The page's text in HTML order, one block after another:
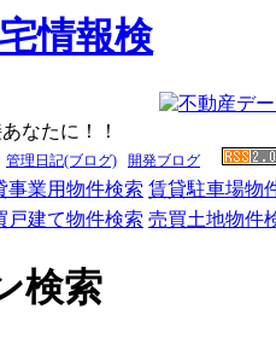
なたに！！
管理日記(ブログ) 開発ブログ
事業用物件検索 賃貸駐車場物
戸建て物件検索 売買土地物件
検索